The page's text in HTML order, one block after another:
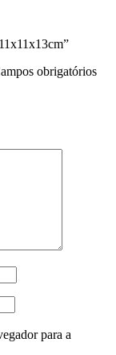
obrigatórios
para a